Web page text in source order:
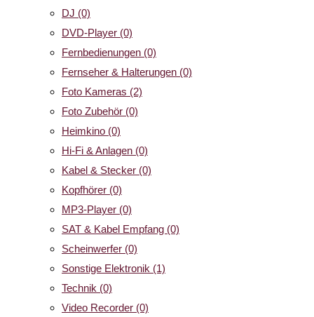
DJ (0)
DVD-Player (0)
Fernbedienungen (0)
Fernseher & Halterungen (0)
Foto Kameras (2)
Foto Zubehör (0)
Heimkino (0)
Hi-Fi & Anlagen (0)
Kabel & Stecker (0)
Kopfhörer (0)
MP3-Player (0)
SAT & Kabel Empfang (0)
Scheinwerfer (0)
Sonstige Elektronik (1)
Technik (0)
Video Recorder (0)